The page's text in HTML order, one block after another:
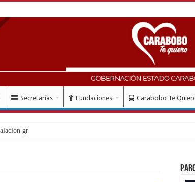
Secretarías Fundaciones Carabobo Te